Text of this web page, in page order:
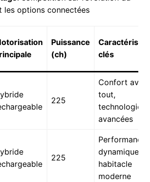
les options connectées
Puissance
(ch)
clés
225
Confort avant
tout,
technologies
avancées
225
Performances
dynamiques,
habitacle
moderne